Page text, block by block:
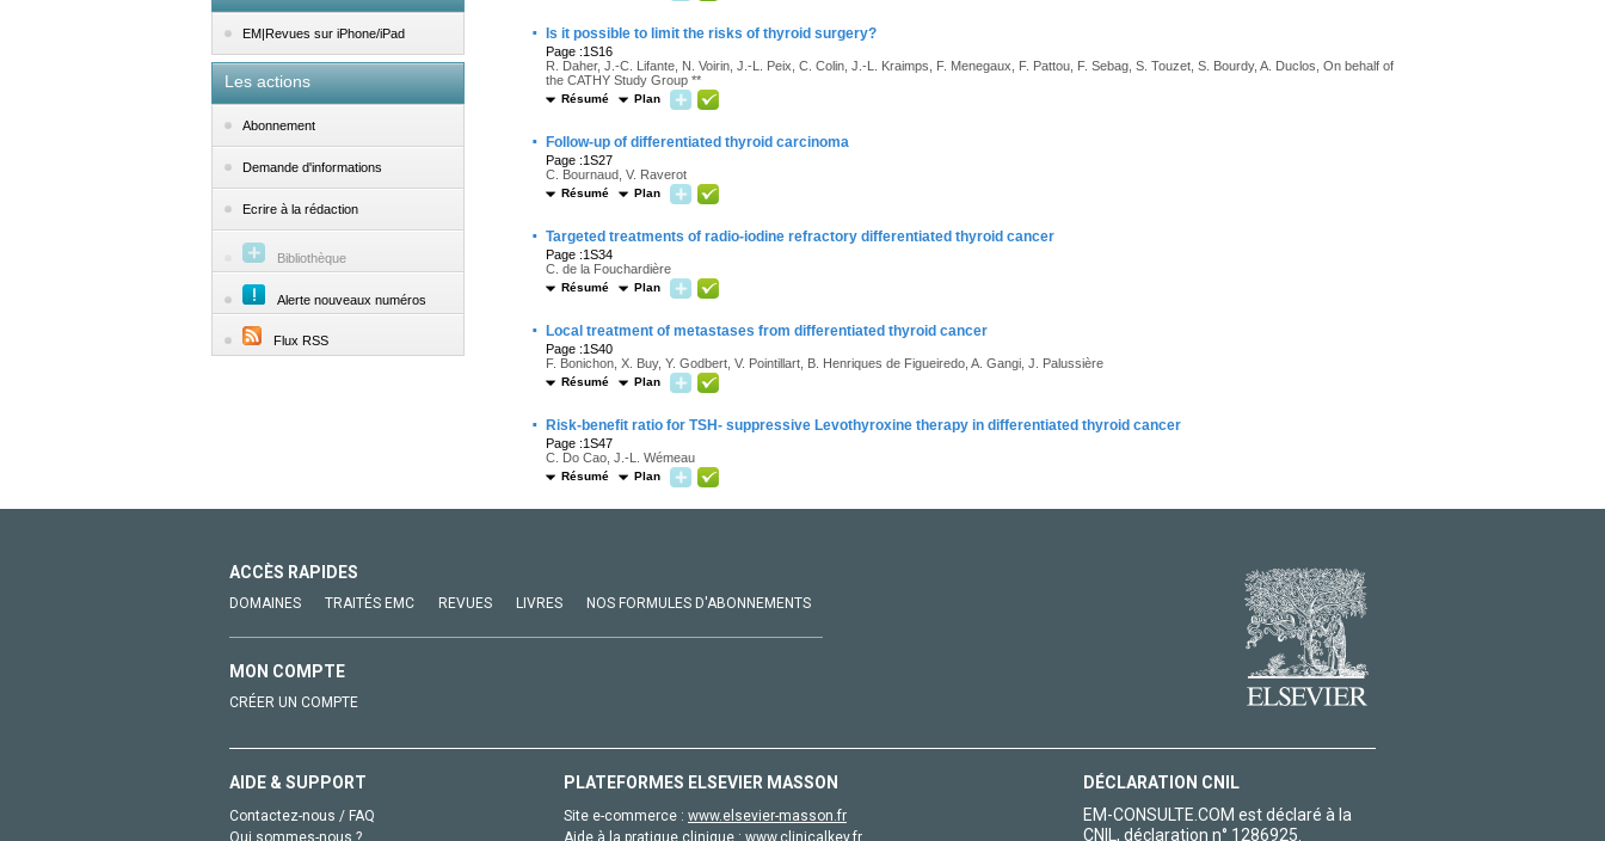
EM|Revues sur iPhone/iPad
Les actions
Abonnement
Demande d'informations
Ecrire à la rédaction
Bibliothèque
Alerte nouveaux numéros
Flux RSS
· Is it possible to limit the risks of thyroid surgery?
Page :1S16
R. Daher, J.-C. Lifante, N. Voirin, J.-L. Peix, C. Colin, J.-L. Kraimps, F. Menegaux, F. Pattou, F. Sebag, S. Touzet, S. Bourdy, A. Duclos, On behalf of
the CATHY Study Group **
Résumé Plan
· Follow-up of differentiated thyroid carcinoma
Page :1S27
C. Bournaud, V. Raverot
Résumé Plan
· Targeted treatments of radio-iodine refractory differentiated thyroid cancer
Page :1S34
C. de la Fouchardière
Résumé Plan
· Local treatment of metastases from differentiated thyroid cancer
Page :1S40
F. Bonichon, X. Buy, Y. Godbert, V. Pointillart, B. Henriques de Figueiredo, A. Gangi, J. Palussière
Résumé Plan
· Risk-benefit ratio for TSH- suppressive Levothyroxine therapy in differentiated thyroid cancer
Page :1S47
C. Do Cao, J.-L. Wémeau
Résumé Plan
ACCÈS RAPIDES
DOMAINES TRAITÉS EMC REVUES LIVRES NOS FORMULES D'ABONNEMENTS
MON COMPTE
CRÉER UN COMPTE
AIDE & SUPPORT
Contactez-nous / FAQ
Qui sommes-nous ?
PLATEFORMES ELSEVIER MASSON
Site e-commerce : www.elsevier-masson.fr
Aide à la pratique clinique : www.clinicalkey.fr
DÉCLARATION CNIL
EM-CONSULTE.COM est déclaré à la
CNIL, déclaration n° 1286925.